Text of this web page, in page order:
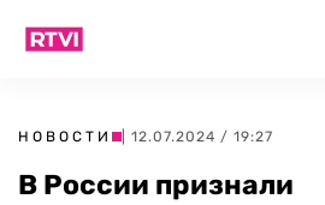
НОВОСТИ | 12.07.2024 / 19:27
В России признали